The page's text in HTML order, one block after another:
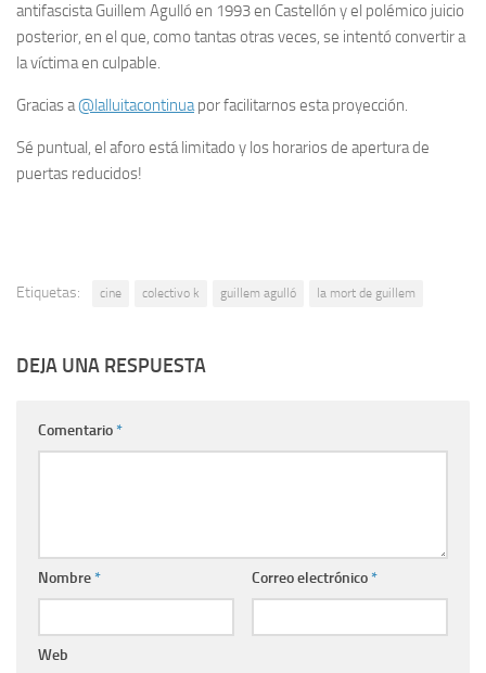
antifascista Guillem Agulló en 1993 en Castellón y el polémico juicio
posterior, en el que, como tantas otras veces, se intentó convertir a
la víctima en culpable.
Gracias a@lalluitacontinuapor facilitarnos esta proyección.
Sé puntual, el aforo está limitado y los horarios de apertura de
puertas reducidos!
Etiquetas: cine colectivo k guillem agulló la mort de guillem
DEJA UNA RESPUESTA
Comentario*
Nombre* Correo electrónico*
Web